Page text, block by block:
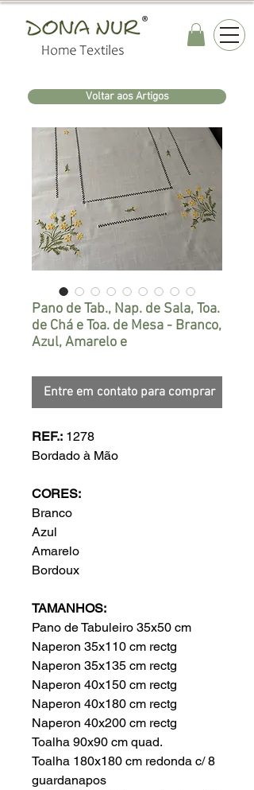
Pano de Tab., Nap. de Sala, Toa.
de Chá e Toa. de Mesa - Branco,
Azul, Amarelo e
Entre em contato para comprar
REF.: 1278
Bordado à Mão
CORES:
Branco
Azul
Amarelo
Bordoux
TAMANHOS:
Pano de Tabuleiro 35x50 cm
Naperon 35x110 cm rectg
Naperon 35x135 cm rectg
Naperon 40x150 cm rectg
Naperon 40x180 cm rectg
Naperon 40x200 cm rectg
Toalha 90x90 cm quad.
Toalha 180x180 cm redonda c/ 8
guardanapos
Voltar aos Artigos